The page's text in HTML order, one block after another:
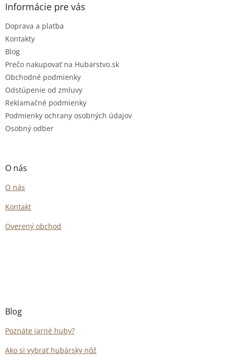
Informácie pre vás
Doprava a platba
Kontakty
Blog
Prečo nakupovať na Hubarstvo.sk
Obchodné podmienky
Odstúpenie od zmluvy
Reklamačné podmienky
Podmienky ochrany osobných údajov
Osobný odber
O nás
O nás
Kontakt
Overený obchod
Blog
Poznáte jarné huby?
Ako si vybrať hubársky nôž